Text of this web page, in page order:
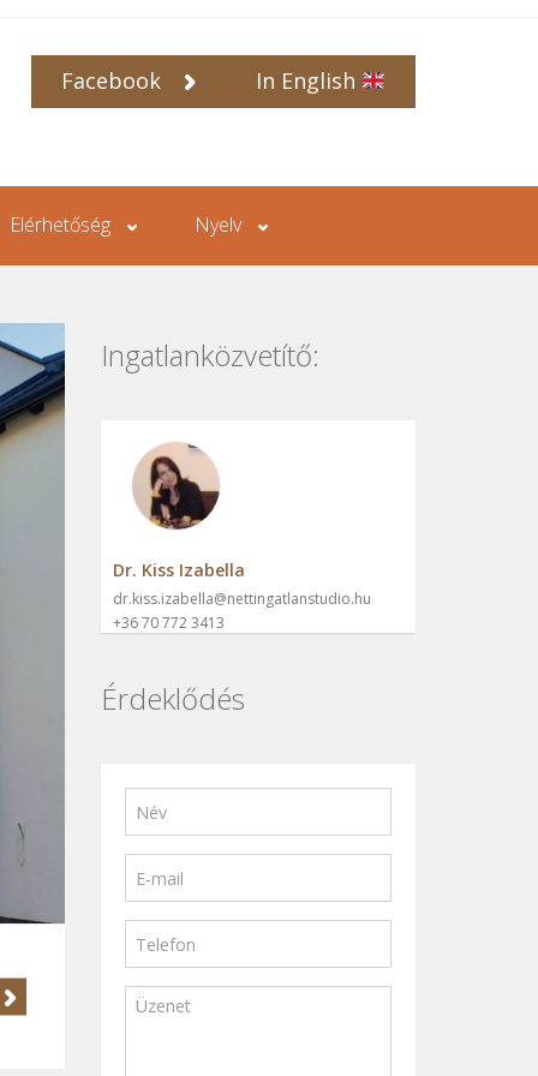
In English
Facebook
Elérhetőség Nyelv
Ingatlanközvetítő:
Dr. Kiss Izabella
dr.kiss.izabella@nettingatlanstudio.hu
+36 70 772 3413
Érdeklődés